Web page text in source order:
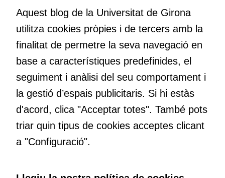
Volem crear espais de reflexió i de debat, espais on qüestionar-
nos el que estem fent, atrevir-nos a pensar noves i millors
maneres de fer-ho i generar plegats idees innovadores.
Educació
transformació. Volem contribuir a millorar-la impulsant
metodologies docents actives i ambients d’aprenentatge
dinàmics.
Subscriu-te al butlletí
Aquest blog de la Universitat de Girona
utilitza cookies pròpies i de tercers amb la
finalitat de permetre la seva navegació en
base a característiques predefinides, el
seguiment i anàlisi del seu comportament i
la gestió d’espais publicitaris. Si hi estàs
d'acord, clica "Acceptar totes". També pots
triar quin tipus de cookies acceptes clicant
a "Configuració".
Cookies
d'experiència
Per tal que el
nostre lloc web
tingui el millor
rendiment
possible durant
la vostra visita.
Si rebutgeu
aquestes
cookies,
algunes